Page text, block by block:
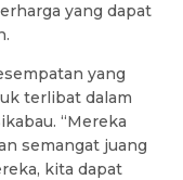
yang dapat
yang
terlibat dalam
“Mereka
semangat juang
kita dapat